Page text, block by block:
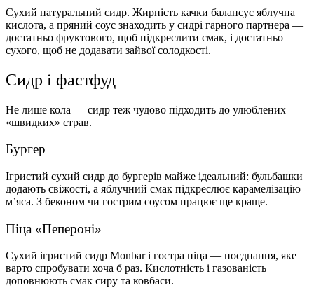
Сухий натуральний сидр. Жирність качки балансує яблучна
кислота, а пряний соус знаходить у сидрі гарного партнера —
достатньо фруктового, щоб підкреслити смак, і достатньо
сухого, щоб не додавати зайвої солодкості.
Сидр і фастфуд
Не лише кола — сидр теж чудово підходить до улюблених
«швидких» страв.
Бургер
Ігристий сухий сидр до бургерів майже ідеальний: бульбашки
додають свіжості, а яблучний смак підкреслює карамелізацію
м’яса. З беконом чи гострим соусом працює ще краще.
Піца «Пепероні»
Сухий ігристий сидр Monbar і гостра піца — поєднання, яке
варто спробувати хоча б раз. Кислотність і газованість
доповнюють смак сиру та ковбаси.